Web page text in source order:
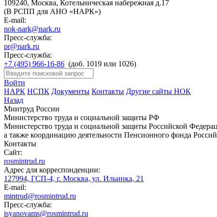
109240, Москва, Котельническая набережная д.17
(В РСПП для АНО «НАРК»)
E-mail:
nok-nark@nark.ru
Пресс-служба:
pr@nark.ru
Пресс-служба:
+7 (495) 966-16-86 (доб. 1019 или 1026)
Войти
НАРК НСПК Документы Контакты Другие сайты НОК
Назад
Минтруд России
Министерство труда и социальной защиты РФ
Министерство труда и социальной защиты Российской
а также координацию деятельности Пенсионного фонда
Контакты
Сайт:
rosmintrud.ru
Адрес для корреспонденции:
127994, ГСП-4, г. Москва, ул. Ильинка, 21
E-mail:
mintrud@rosmintrud.ru
Пресс-служба:
isyanovams@rosmintrud.ru